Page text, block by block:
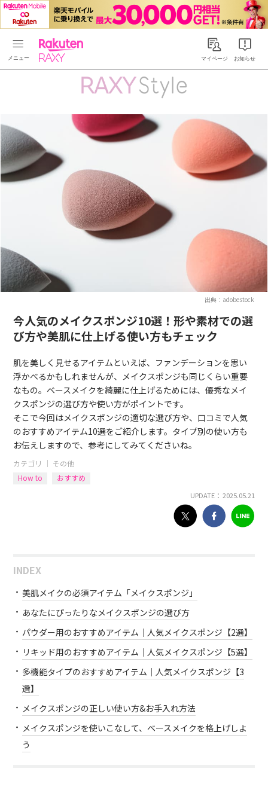
Rakuten RAXYマイページ お知らせ
出典：adobestock
今人気のメイクスポンジ10選！形や素材での選
び方や美肌に仕上げる使い方もチェック
肌を美しく見せるアイテムといえば、ファンデーションを思い
浮かべるかもしれませんが、メイクスポンジも同じくらい重要
なもの。ベースメイクを綺麗に仕上げるためには、優秀なメイ
クスポンジの選び方や使い方がポイントです。
そこで今回はメイクスポンジの適切な選び方や、口コミで人気
のおすすめアイテム10選をご紹介します。タイプ別の使い方も
お伝えしますので、参考にしてみてくださいね。
カテゴリ ｜ その他
How to
おすすめ
UPDATE： 2025.05.21
INDEX
美肌メイクの必須アイテム「メイクスポンジ」
あなたにぴったりなメイクスポンジの選び方
パウダー用のおすすめアイテム｜人気メイクスポンジ【2選】
リキッド用のおすすめアイテム｜人気メイクスポンジ【5選】
多機能タイプのおすすめアイテム｜人気メイクスポンジ【3
選】
メイクスポンジの正しい使い方&お手入れ方法
メイクスポンジを使いこなして、ベースメイクを格上げしよ
う